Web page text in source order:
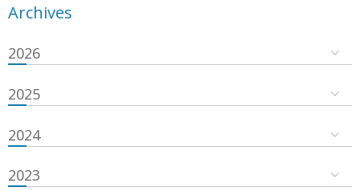
Archives
2026
2025
2024
2023